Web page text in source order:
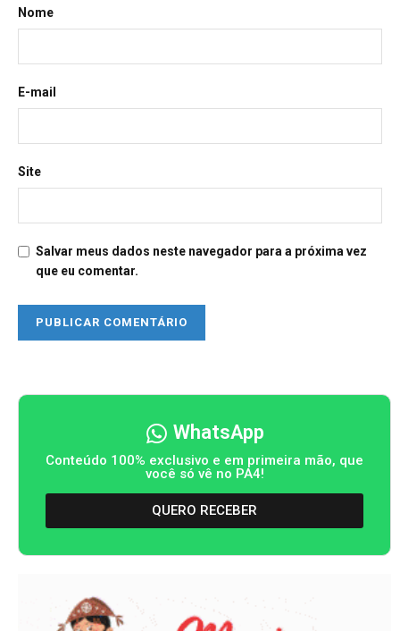
Nome
E-mail
Site
Salvar meus dados neste navegador para a próxima vez
que eu comentar.
WhatsApp
Conteúdo 100% exclusivo e em primeira mão, que
você só vê no PA4!
QUERO RECEBER